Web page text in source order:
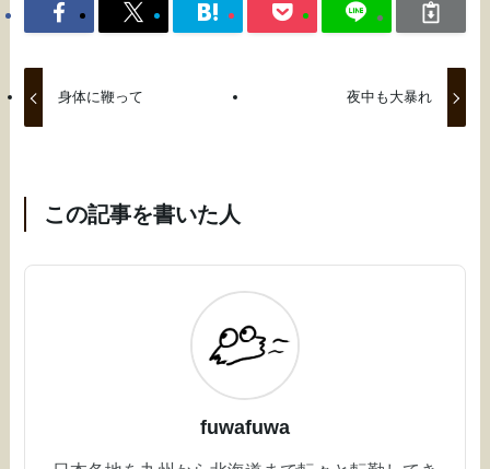
身体に鞭って 夜中も大暴れ
この記事を書いた人
fuwafuwa